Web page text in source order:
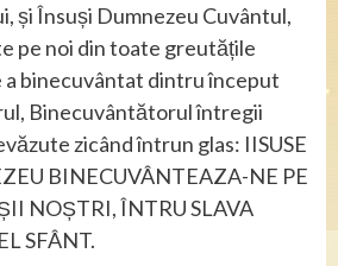
și Însuși Dumnezeu Cuvântul,
pe noi din toate greutățile
binecuvântat dintru început
Binecuvântătorul întregii
zicând întrun glas: IISUSE
BINECUVÂNTEAZA-NE PE
NOȘTRI, ÎNTRU SLAVA
SFÂNT.